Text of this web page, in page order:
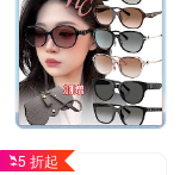
5 折起